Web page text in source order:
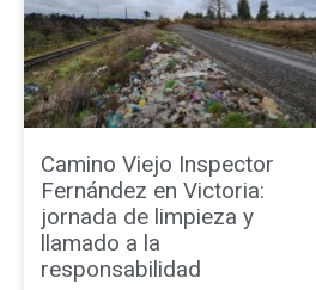
Camino Viejo Inspector
Fernández en Victoria:
jornada de limpieza y
llamado a la
responsabilidad